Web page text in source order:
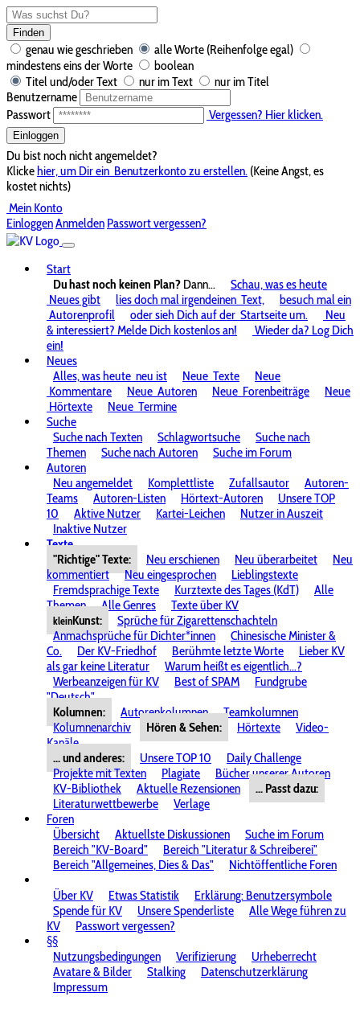
Finden
genau wie geschrieben
alle Worte (Reihenfolge egal)
mindestens eins der Worte
boolean
Titel und/oder Text
nur im Text
nur im Titel
Benutzername
Passwort
Vergessen? Hier klicken.
Einloggen
Du bist noch nicht angemeldet?
Klickehier, um Dir ein Benutzerkonto zu erstellen. (Keine Angst, es
kostet nichts)
Mein Konto
EinloggenAnmelden Passwort vergessen?
Start
Du hast noch keinen Plan? Dann...
Schau, was es heute
Neues gibt
lies doch mal irgendeinen Text,
besuch mal ein
Autorenprofil
oder sieh Dich auf der Startseite um.
Neu
& interessiert? Melde Dich kostenlos an!
Wieder da? Log Dich
ein!
Neues
Alles, was heute neu ist Neue Texte
Neue
Kommentare
Neue Autoren Neue Forenbeiträge
Neue
Hörtexte
Neue Termine
Suche
Suche nach Texten
Schlagwortsuche
Suche nach
Themen
Suche nach Autoren
Suche im Forum
Autoren
Neu angemeldet
Komplettliste Zufallsautor
Autoren-
Teams
Autoren-Listen Hörtext-Autoren
Unsere TOP
10
Aktive Nutzer Kartei-Leichen
Nutzer in Auszeit
Inaktive Nutzer
Texte
"Richtige" Texte:
Neu erschienen Neu überarbeitet
Neu
kommentiert
Neu eingesprochen
Lieblingstexte
Fremdsprachige Texte
Kurztexte des Tages (KdT)
Alle
Themen
Alle Genres Texte über KV
kleinKunst:
Sprüche für Zigarettenschachteln
Anmachsprüche für Dichter*innen
Chinesische Minister &
Co.
Der KV-Friedhof Berühmte letzte Worte
Lieber KV
als gar keine Literatur
Warum heißt es eigentlich...?
Werbeanzeigen für KV
Best of SPAM
Fundgrube
"Deutsch"
Kolumnen:
Autorenkolumnen
Teamkolumnen
Kolumnenarchiv
Hören & Sehen: Hörtexte
Video-
Kanäle
... und anderes:
Unsere TOP 10
Daily Challenge
Projekte mit Texten
Plagiate
Bücher unserer Autoren
KV-Bibliothek
Aktuelle Rezensionen
... Passt dazu:
Literaturwettbewerbe
Verlage
Foren
Übersicht
Aktuellste Diskussionen
Suche im Forum
Bereich "KV-Board"
Bereich "Literatur & Schreiberei"
Bereich "Allgemeines, Dies & Das"
Nichtöffentliche Foren
Über KV
Etwas Statistik
Erklärung: Benutzersymbole
Spende für KV
Unsere Spenderliste
Alle Wege führen zu
KV
Passwort vergessen?
§§
Nutzungsbedingungen
Verifizierung
Urheberrecht
Avatare & Bilder
Stalking
Datenschutzerklärung
Impressum